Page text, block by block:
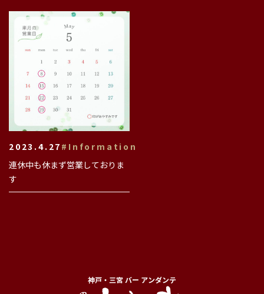
2023.4.27 #Information
連休中も休まず営業しておりま
す
神戸・三宮 バー アンダンテ